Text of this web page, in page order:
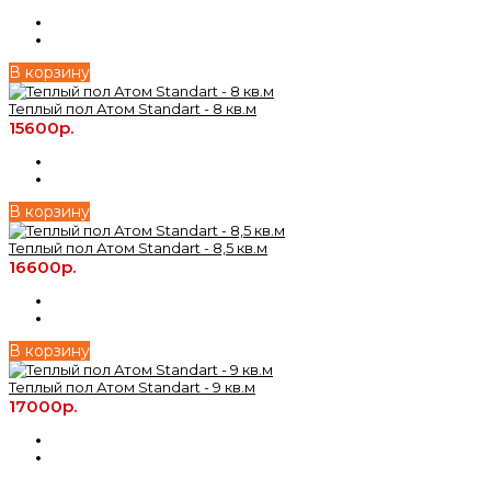
В корзину
Теплый пол Атом Standart - 8 кв.м
15600р.
В корзину
Теплый пол Атом Standart - 8,5 кв.м
16600р.
В корзину
Теплый пол Атом Standart - 9 кв.м
17000р.